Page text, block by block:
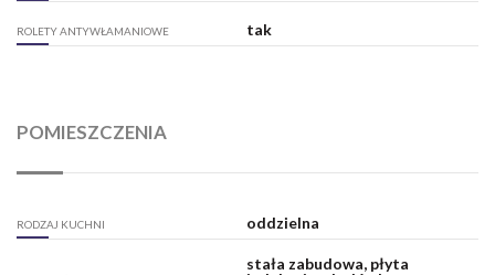
ROLETY ANTYWŁAMANIOWE tak
POMIESZCZENIA
RODZAJ KUCHNI oddzielna
stała zabudowa, płyta